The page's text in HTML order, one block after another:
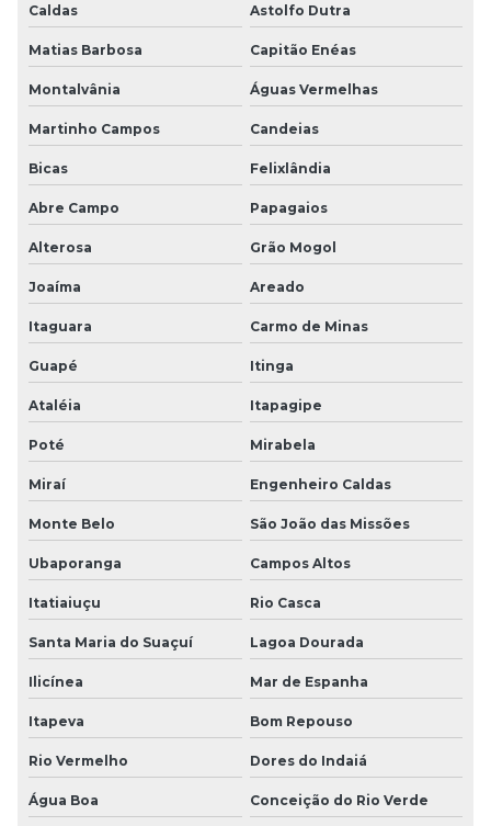
Caldas Astolfo Dutra
Matias Barbosa Capitão Enéas
Montalvânia Águas Vermelhas
Martinho Campos Candeias
Bicas Felixlândia
Abre Campo Papagaios
Alterosa Grão Mogol
Joaíma Areado
Itaguara Carmo de Minas
Guapé Itinga
Ataléia Itapagipe
Poté Mirabela
Miraí Engenheiro Caldas
Monte Belo São João das Missões
Ubaporanga Campos Altos
Itatiaiuçu Rio Casca
Santa Maria do Suaçuí Lagoa Dourada
Ilicínea Mar de Espanha
Itapeva Bom Repouso
Rio Vermelho Dores do Indaiá
Água Boa Conceição do Rio Verde